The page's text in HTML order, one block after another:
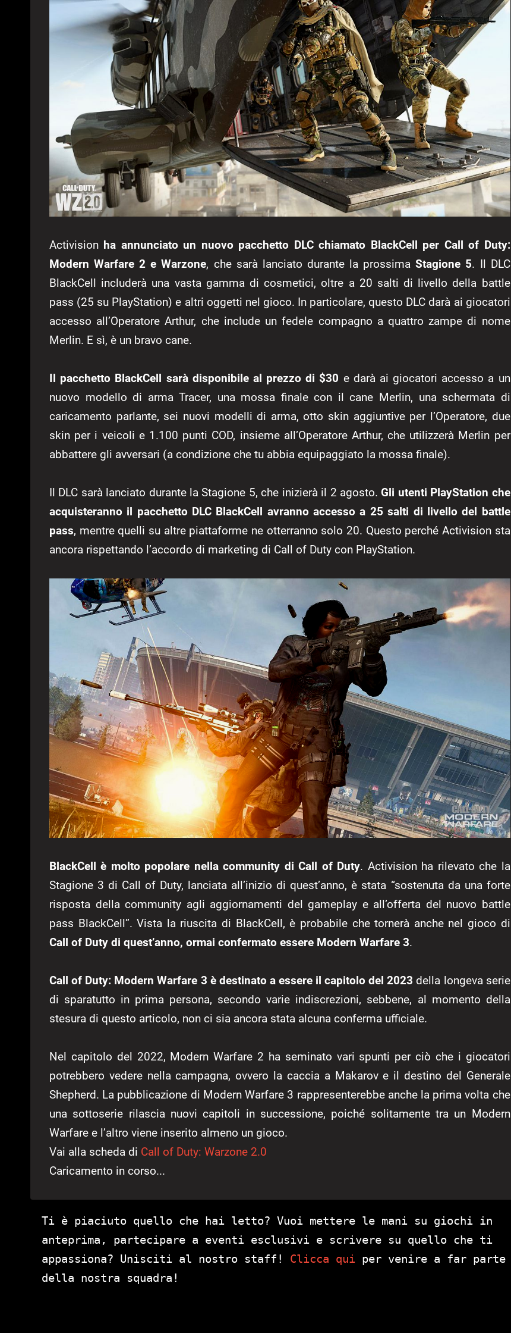
Activision ha annunciato un nuovo pacchetto DLC chiamato BlackCell per Call of Duty:
Modern Warfare 2 e Warzone, che sarà lanciato durante la prossimaStagione 5. Il DLC
BlackCell includerà una vasta gamma di cosmetici, oltre a 20 salti di livello della battle
pass (25 su PlayStation) e altri oggetti nel gioco. In particolare, questo DLC darà ai giocatori
accesso all’Operatore Arthur, che include un fedele compagno a quattro zampe di nome
Merlin. E sì, è un bravo cane.
Il pacchetto BlackCell sarà disponibile al prezzo di $30 e darà ai giocatori accesso a un
nuovo modello di arma Tracer, una mossa finale con il cane Merlin, una schermata di
caricamento parlante, sei nuovi modelli di arma, otto skin aggiuntive per l’Operatore, due
skin per i veicoli e 1.100 punti COD, insieme all’Operatore Arthur, che utilizzerà Merlin per
abbattere gli avversari (a condizione che tu abbia equipaggiato la mossa finale).
Il DLC sarà lanciato durante la Stagione 5, che inizierà il 2 agosto.Gli utenti PlayStation che
acquisteranno il pacchetto DLC BlackCell avranno accesso a 25 salti di livello del battle
pass, mentre quelli su altre piattaforme ne otterranno solo 20. Questo perché Activision sta
ancora rispettando l’accordo di marketing di Call of Duty con PlayStation.
BlackCell è molto popolare nella community di Call of Duty. Activision ha rilevato che la
Stagione 3 di Call of Duty, lanciata all’inizio di quest’anno, è stata “sostenuta da una forte
risposta della community agli aggiornamenti del gameplay e all’offerta del nuovo battle
pass BlackCell”. Vista la riuscita di BlackCell, è probabile che tornerà anche nel gioco di
Call of Duty di quest’anno, ormai confermato essere Modern Warfare 3.
Call of Duty: Modern Warfare 3 è destinato a essere il capitolo del 2023 della longeva serie
di sparatutto in prima persona, secondo varie indiscrezioni, sebbene, al momento della
stesura di questo articolo, non ci sia ancora stata alcuna conferma ufficiale.
Nel capitolo del 2022, Modern Warfare 2 ha seminato vari spunti per ciò che i giocatori
potrebbero vedere nella campagna, ovvero la caccia a Makarov e il destino del Generale
Shepherd. La pubblicazione di Modern Warfare 3 rappresenterebbe anche la prima volta che
una sottoserie rilascia nuovi capitoli in successione, poiché solitamente tra un Modern
Warfare e l’altro viene inserito almeno un gioco.
Vai alla scheda di Call of Duty: Warzone 2.0
Caricamento in corso...
Ti è piaciuto quello che hai letto? Vuoi mettere le mani su giochi in
anteprima, partecipare a eventi esclusivi e scrivere su quello che ti
appassiona? Unisciti al nostro staff! Clicca qui per venire a far parte
della nostra squadra!